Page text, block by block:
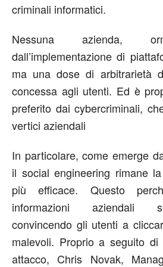
criminali informatici.
Nessuna azienda,
dall’implementazione di
ma una dose di arbitrarietà
concessa agli utenti. Ed è
preferito dai cybercriminali,
vertici aziendali
In particolare, come emerge
il social engineering rimane
più efficace. Questo
informazioni aziendali
convincendo gli utenti a
malevoli. Proprio a seguito
attacco, Chris Novak,